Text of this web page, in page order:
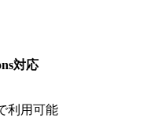
対応
利用可能